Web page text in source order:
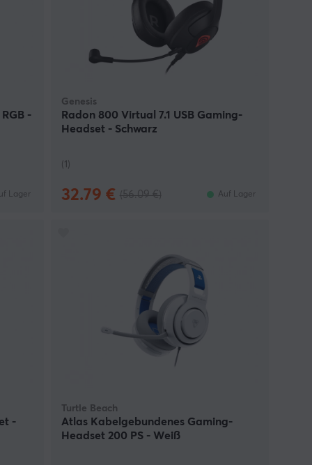
-
Lager
Genesis
Radon 800 Virtual 7.1 USB Gaming-
Headset - Schwarz
(1)
32.79 € Auf Lager
-
Turtle Beach
Atlas Kabelgebundenes Gaming-
Headset 200 PS - Weiß